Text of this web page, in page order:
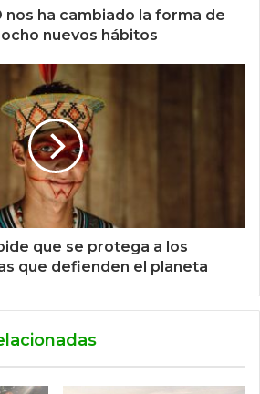
nos ha cambiado la forma de
nuevos hábitos
que se protega a los
que defienden el planeta